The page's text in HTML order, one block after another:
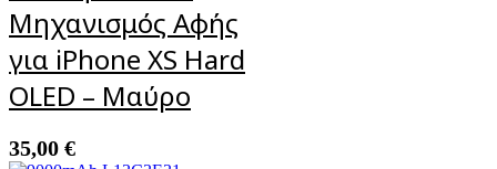
Μηχανισμός Αφής
για iPhone XS Hard
OLED – Μαύρο
35,00 €